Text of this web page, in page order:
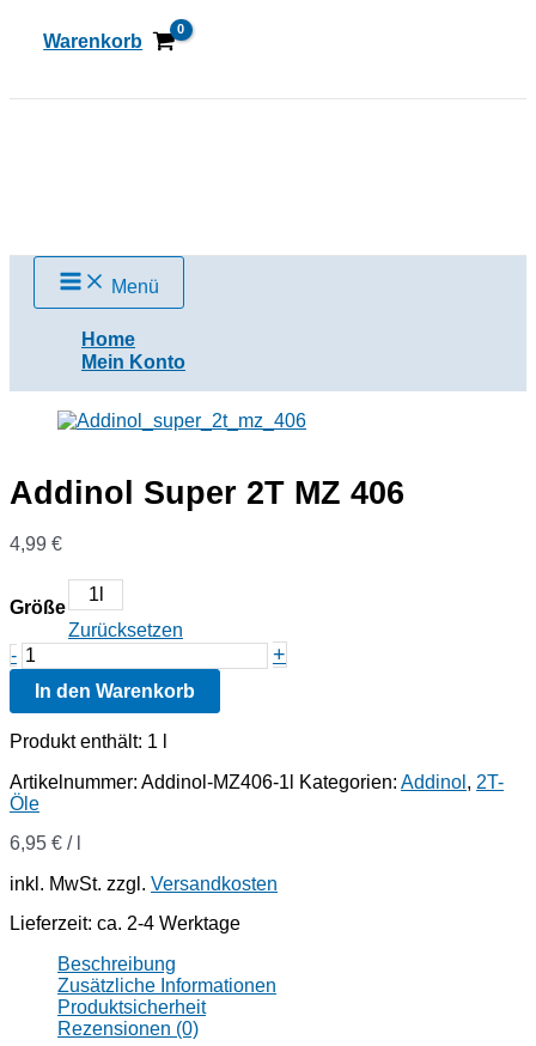
InhaltWarenkorb
Menü
Home
Mein Konto
Addinol Super 2T MZ 406
4,99 €
Größe
1l
Zurücksetzen
- Addinol
Super
2T
MZ
406
+
In den Warenkorb
Produkt enthält: 1
Artikelnummer: Addinol-MZ406-1l Kategorien: Addinol , 2T-
Öle
6,95 € /
inkl. MwSt. zzgl. Versandkosten
Lieferzeit: ca. 2-4 Werktage
Beschreibung
Zusätzliche Informationen
Produktsicherheit
Rezensionen (0)